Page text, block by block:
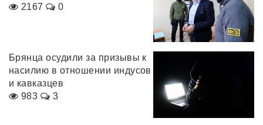
2167
0
Брянца осудили за призывы к
насилию в отношении индусов
и кавказцев
983
3